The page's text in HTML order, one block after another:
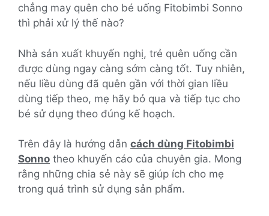
chẳng may quên cho bé uống Fitobimbi Sonno
thì phải xử lý thế nào?
Nhà sản xuất khuyến nghị, trẻ quên uống cần
được dùng ngay càng sớm càng tốt. Tuy nhiên,
nếu liều dùng đã quên gần với thời gian liều
dùng tiếp theo, mẹ hãy bỏ qua và tiếp tục cho
bé sử dụng theo đúng kế hoạch.
Trên đây là hướng dẫn cách dùng Fitobimbi
Sonno theo khuyến cáo của chuyên gia. Mong
rằng những chia sẻ này sẽ giúp ích cho mẹ
trong quá trình sử dụng sản phẩm.